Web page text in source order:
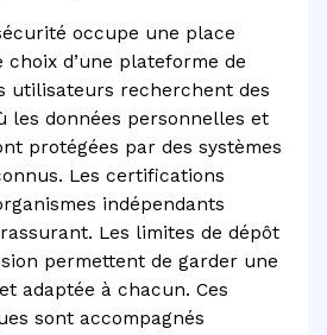
occupe une place
d’une plateforme de
utilisateurs recherchent des
les données personnelles et
protégées par des systèmes
Les certifications
indépendants
Les limites de dépôt
permettent de garder une
adaptée à chacun. Ces
sont accompagnés